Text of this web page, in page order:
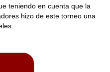
teniendo en cuenta que la
hizo de este torneo una